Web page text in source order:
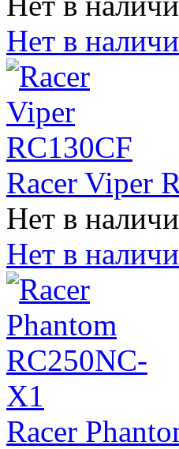
Нет в
Racer Viper
Нет в
Нет в
Racer